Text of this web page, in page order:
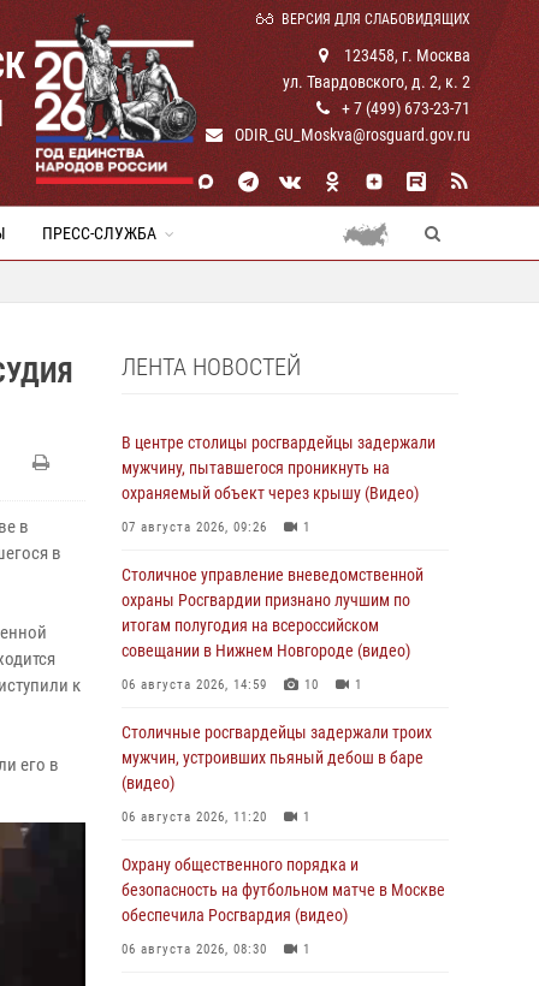
ВЕРСИЯ ДЛЯ СЛАБОВИДЯЩИХ
123458, г. Москва
ул. Твардовского, д. 2, к. 2
+ 7 (499) 673-23-71
ODIR_GU_Moskva@rosguard.gov.ru
ПРЕСС-СЛУЖБА
в
в
к
его в
ЛЕНТА НОВОСТЕЙ
В центре столицы росгвардейцы задержали
мужчину, пытавшегося проникнуть на
охраняемый объект через крышу (Видео)
07 августа 2026, 09:26 1
Столичное управление вневедомственной
охраны Росгвардии признано лучшим по
итогам полугодия на всероссийском
совещании в Нижнем Новгороде (видео)
06 августа 2026, 14:59 10 1
Столичные росгвардейцы задержали троих
мужчин, устроивших пьяный дебош в баре
(видео)
06 августа 2026, 11:20 1
Охрану общественного порядка и
безопасность на футбольном матче в Москве
обеспечила Росгвардия (видео)
06 августа 2026, 08:30 1